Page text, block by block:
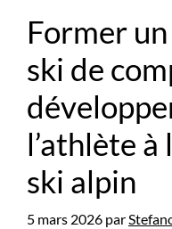
Former
ski de
l’athlète
ski alpin
5 mars 2026 par